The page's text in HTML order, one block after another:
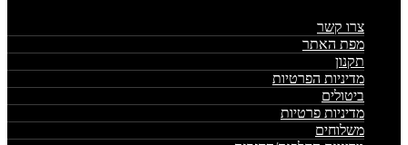
צרו קשר
מפת האתר
תקנון
מדיניות הפרטיות
ביטולים
מדיניות פרטיות
משלוחים